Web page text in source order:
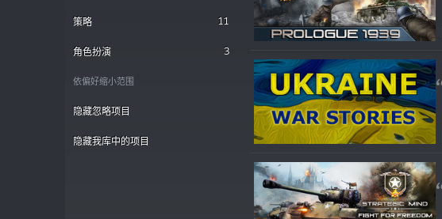
策略 11
角色扮演 3
依偏好缩小范围
隐藏忽略项目
隐藏我库中的项目